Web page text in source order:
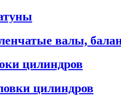
валы,
цилиндров
цилиндров